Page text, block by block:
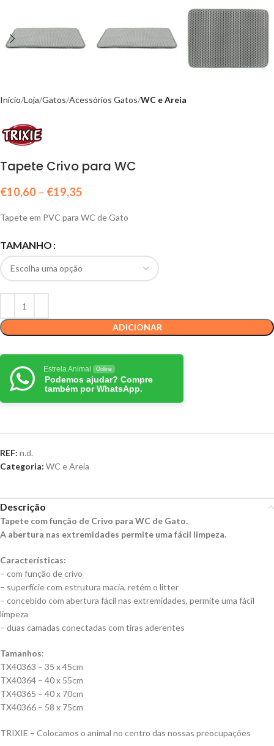
Início Loja Gatos Acessórios Gatos WC e Areia
Tapete Crivo para WC
€10,60 – €19,35
Tapete em PVC para WC de Gato
TAMANHO
ADICIONAR
Estrela Animal Online
Podemos ajudar? Compre
também por WhatsApp.
REF: n.d.
Categoria: WC e Areia
Descrição
Tapete com função de Crivo para WC de Gato.
A abertura nas extremidades permite uma fácil limpeza.
Características:
– com função de crivo
– superfície com estrutura macia, retém o litter
– concebido com abertura fácil nas extremidades, permite uma fácil
limpeza
– duas camadas conectadas com tiras aderentes
Tamanhos:
TX40363 – 35 x 45cm
TX40364 – 40 x 55cm
TX40365 – 40 x 70cm
TX40366 – 58 x 75cm
TRIXIE – Colocamos o animal no centro das nossas preocupações